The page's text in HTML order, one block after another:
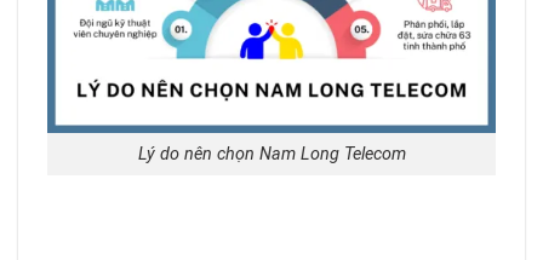
Lý do nên chọn Nam Long Telecom